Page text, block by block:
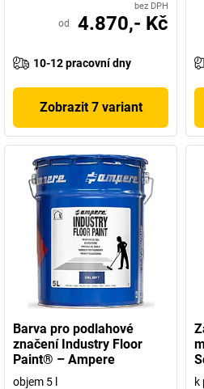
bez DPH
od 4.870,- Kč
10-12 pracovní dny
Zobrazit 7 variant
Barva pro podlahové
značení Industry Floor
Paint® – Ampere
objem 5 l k